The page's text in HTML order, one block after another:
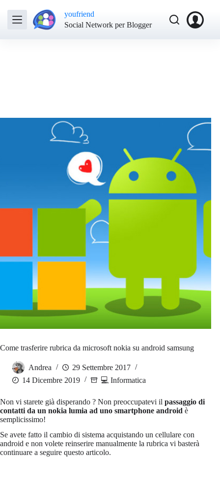
youfriend
Social Network per Blogger
Come trasferire rubrica da microsoft nokia su android samsung
Andrea
29 Settembre 2017
14 Dicembre 2019
💻 Informatica
Non vi starete già disperando ? Non preoccupatevi il passaggio di
contatti da un nokia lumia ad uno smartphone android è
semplicissimo!
Se avete fatto il cambio di sistema acquistando un cellulare con
android e non volete reinserire manualmente la rubrica vi basterà
continuare a seguire questo articolo.